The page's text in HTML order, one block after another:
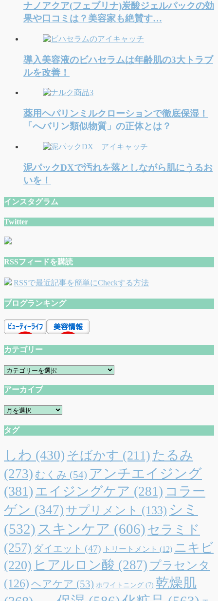
ナノアクア(フェブリナ)炭酸ジェルパックの効
果や口コミは？美容家も絶賛す…
導入美容液のビハセラムは年齢肌の3大トラブ
ルを改善！
薬用ヘパリンミルクローションで徹底保湿！
「へバリン類似物質」の正体とは？
泥パックDXで汚れを落としながら肌にうるお
いを！
インスタグラム
Twitter
RSSフィードを購読
RSSで最近記事を簡単にCheckする方法
ブログランキング
カテゴリー
カ
ゴ
ー
アーカイブ
ア
カ
ブ
タグ
しわ (430) そばかす (211) たるみ
(273) むくみ (54) アンチエイジング
(381) エイジングケア (281) コラー
ゲン (347) サプリメント (133) シミ
(532) スキンケア (606) セラミド
(257) ダイエット (47) トリートメント (12) ニキビ
(220) ヒアルロン酸 (287) プラセンタ
(126) ヘアケア (53) ホワイトニング (7) 乾燥肌